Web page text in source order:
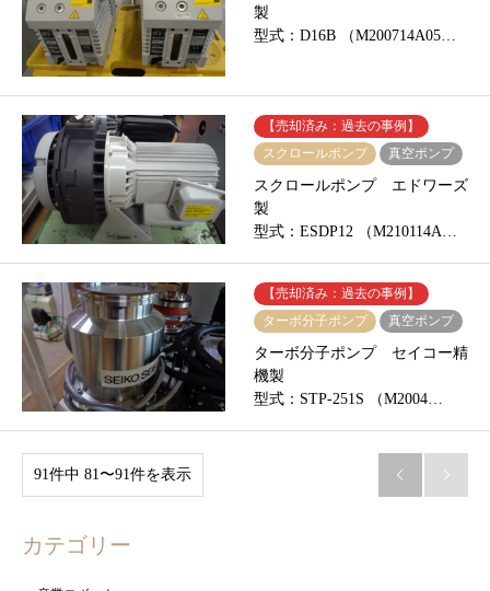
製
型式：D16B （M200714A05…
【売却済み：過去の事例】
スクロールポンプ
真空ポンプ
スクロールポンプ エドワーズ
製
型式：ESDP12 （M210114A…
【売却済み：過去の事例】
ターボ分子ポンプ
真空ポンプ
ターボ分子ポンプ セイコー精
機製
型式：STP-251S （M2004…
91件中 81〜91件を表示  
カテゴリー